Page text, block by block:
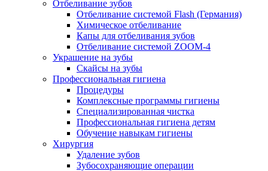
Отбеливание зубов
Отбеливание системой Flash (Германия)
Химическое отбеливание
Капы для отбеливания зубов
Отбеливание системой ZOOM-4
Украшение на зубы
Скайсы на зубы
Профессиональная гигиена
Процедуры
Комплексные программы гигиены
Специализированная чистка
Профессиональная гигиена детям
Обучение навыкам гигиены
Хирургия
Удаление зубов
Зубосохраняющие операции